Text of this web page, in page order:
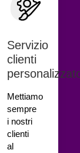
Servizio
clienti
Mettiamo
sempre
i nostri
clienti
al